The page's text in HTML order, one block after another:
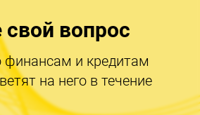
свой вопрос
финансам и кредитам
на него в течение